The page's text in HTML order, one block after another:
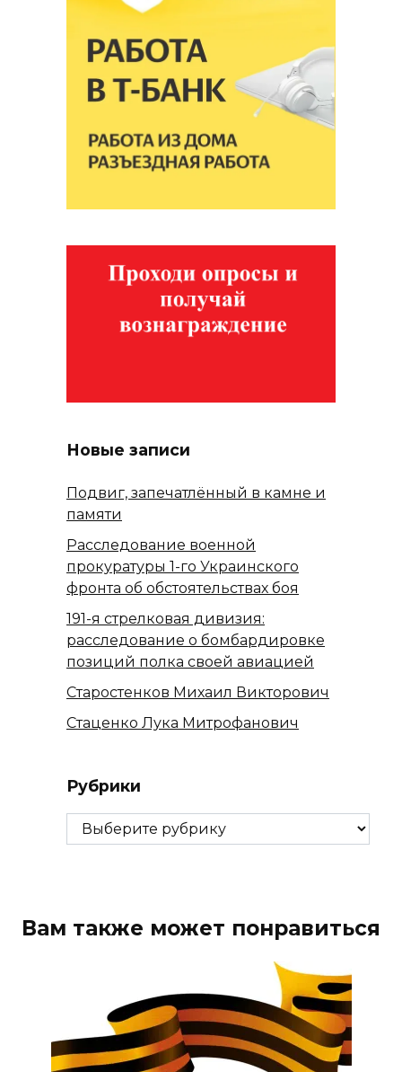
Новые записи
Подвиг, запечатлённый в камне и
памяти
Расследование военной
прокуратуры 1-го Украинского
фронта об обстоятельствах боя
191-я стрелковая дивизия:
расследование о бомбардировке
позиций полка своей авиацией
Старостенков Михаил Викторович
Стаценко Лука Митрофанович
Рубрики
Рубрики
Вам также может понравиться